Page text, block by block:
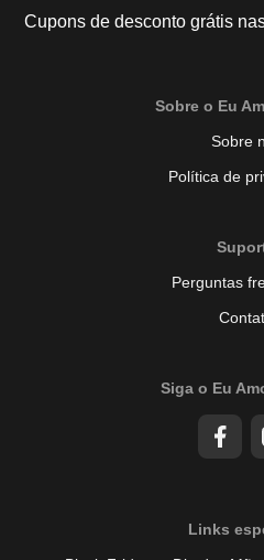
Cupons de desconto grátis
Sobre o Eu
Sobre
Política de
Perguntas
Siga o Eu
Links